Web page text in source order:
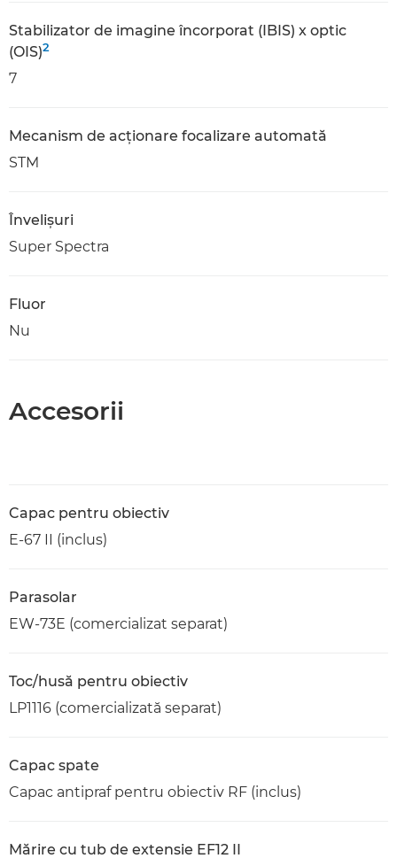
Stabilizator de imagine încorporat (IBIS) x optic
(OIS)2
7
Mecanism de acţionare focalizare automată
STM
Învelişuri
Super Spectra
Fluor
Nu
Accesorii
Capac pentru obiectiv
E-67 II (inclus)
Parasolar
EW-73E (comercializat separat)
Toc/husă pentru obiectiv
LP1116 (comercializată separat)
Capac spate
Capac antipraf pentru obiectiv RF (inclus)
Mărire cu tub de extensie EF12 II